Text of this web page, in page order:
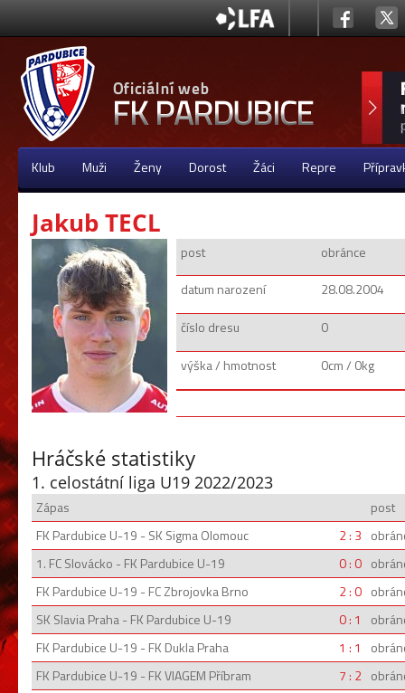
Klub Muži Ženy Dorost Žáci Repre
Jakub TECL
post
obránce
datum narození
28.08.2004
číslo dresu
0
výška / hmotnost
0cm / 0kg
Hráčské statistiky
1. celostátní liga U19 2022/2023
Zápas
post
FK Pardubice U-19 - SK Sigma Olomouc
2 : 3
1. FC Slovácko - FK Pardubice U-19
0 : 0
FK Pardubice U-19 - FC Zbrojovka Brno
2 : 0
SK Slavia Praha - FK Pardubice U-19
0 : 1
FK Pardubice U-19 - FK Dukla Praha
1 : 1
FK Pardubice U-19 - FK VIAGEM Příbram
7 : 2